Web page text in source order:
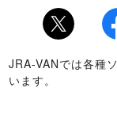
Twitter
JRA-VANでは各種
います。